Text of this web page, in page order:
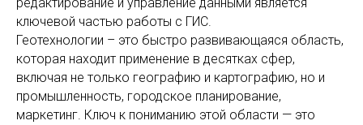
ключевой частью работы с ГИС.
Геотехнологии – это быстро развивающаяся область,
которая находит применение в десятках сфер,
включая не только географию и картографию, но и
промышленность, городское планирование,
маркетинг. Ключ к пониманию этой области — это